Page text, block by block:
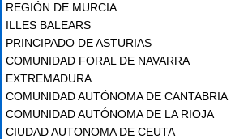
REGIÓN DE MURCIA
ILLES BALEARS
PRINCIPADO DE ASTURIAS
COMUNIDAD FORAL DE NAVARRA
EXTREMADURA
COMUNIDAD AUTÓNOMA DE CANTABRIA
COMUNIDAD AUTÓNOMA DE LA RIOJA
CIUDAD AUTONOMA DE CEUTA